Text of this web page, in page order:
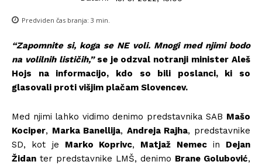
Predviden čas branja: 3 min.
“Zapomnite si, koga se NE voli. Mnogi med njimi bodo
na volilnih lističih,”se je odzval notranji minister Aleš
Hojs na informacijo, kdo so bili poslanci, ki so
glasovali proti višjim plačam Slovencev.
Med njimi lahko vidimo denimo predstavnika SAB Mašo
Kociper, Marka Banellija, Andreja Rajha, predstavnike
SD, kot je Marko Koprivc, Matjaž Nemecin Dejan
Židan ter predstavnike LMŠ, denimo Brane Golubović,